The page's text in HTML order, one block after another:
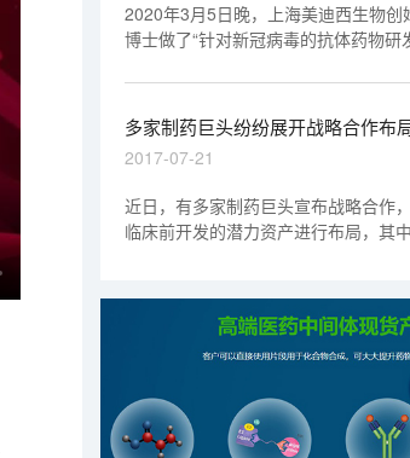
2020年3月5日晚，上海美迪西生物创
博士做了“针对新冠病毒的抗体药物研
多家制药巨头纷纷展开战略合作布
产
2017-07-21
近日，有多家制药巨头宣布战略合作
临床前开发的潜力资产进行布局，其